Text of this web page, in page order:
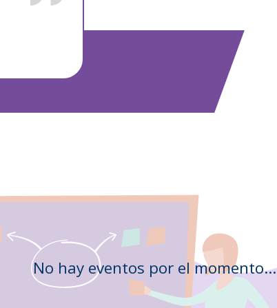
No hay eventos por el momento...